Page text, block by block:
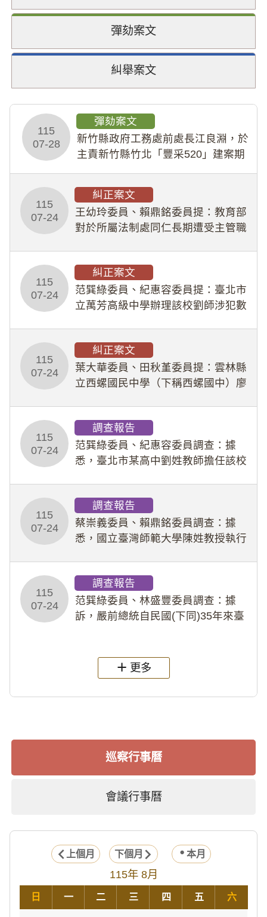
彈劾案文
糾舉案文
115
07-28
彈劾案文
新竹縣政府工務處前處長江良淵，於
主責新竹縣竹北「豐采520」建案期
幣1,483萬餘元，並長期收受建商餽
贈；復罔顧公共安全，圖利默許建商
於停工期間
115
07-24
糾正案文
王幼玲委員、賴鼎銘委員提：教育部
對於所屬法制處同仁長期遭受主管職
人員保障法」及「職業安全衛生法」
所定維護公務人員
115
07-24
糾正案文
范巽綠委員、紀惠容委員提：臺北市
立萬芳高級中學辦理該校劉師涉犯數
業把關與糾錯功能，不僅首份調查報
告漏未審酌師生不
115
07-24
糾正案文
葉大華委員、田秋堇委員提：雲林縣
立西螺國民中學（下稱西螺國中）廖
教羽球隊學生等行為，歷經該校校園
事件處理會議（下
115
07-24
調查報告
范巽綠委員、紀惠容委員調查：據
悉，臺北市某高中劉姓教師擔任該校
行拍攝特定樣態性影像並以手機傳送
劉師。該生因畏懼成
115
07-24
調查報告
蔡崇義委員、賴鼎銘委員調查：據
悉，國立臺灣師範大學陳姓教授執行
術倫理等情案調查報告。(115教調
31)
115
07-24
調查報告
范巽綠委員、林盛豐委員調查：據
訴，嚴前總統自民國(下同)35年來臺
過世後，總統府於89年間函請其家屬
繼續留住
更多
巡察行事曆
會議行事曆
上個月 下個月 本月
115年 8月
日 一 二 三 四 五 六